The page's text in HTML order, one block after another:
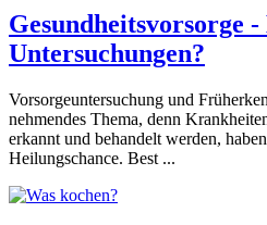
Gesundheitsvorsorge
Untersuchungen?
Vorsorgeuntersuchung und
nehmendes Thema, denn
erkannt und behandelt werden,
Heilungschance. Best ...